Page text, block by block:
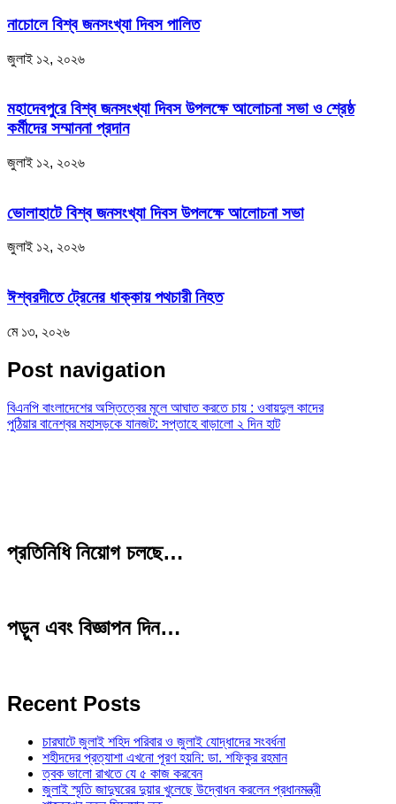
নাচোলে বিশ্ব জনসংখ্যা দিবস পালিত
জুলাই ১২, ২০২৬
মহাদেবপুরে বিশ্ব জনসংখ্যা দিবস উপলক্ষে আলোচনা সভা ও শ্রেষ্ঠ
কর্মীদের সম্মাননা প্রদান
জুলাই ১২, ২০২৬
ভোলাহাটে বিশ্ব জনসংখ্যা দিবস উপলক্ষে আলোচনা সভা
জুলাই ১২, ২০২৬
ঈশ্বরদীতে ট্রেনের ধাক্কায় পথচারী নিহত
মে ১৩, ২০২৬
Post navigation
বিএনপি বাংলাদেশের অস্তিত্বের মূলে আঘাত করতে চায় : ওবায়দুল কাদের
পুঠিয়ার বানেশ্বর মহাসড়কে যানজট: সপ্তাহে বাড়ালো ২ দিন হাট
প্রতিনিধি নিয়োগ চলছে…
পড়ুন এবং বিজ্ঞাপন দিন…
Recent Posts
চারঘাটে জুলাই শহিদ পরিবার ও জুলাই যোদ্ধাদের সংবর্ধনা
শহীদদের প্রত্যাশা এখনো পূরণ হয়নি: ডা. শফিকুর রহমান
ত্বক ভালো রাখতে যে ৫ কাজ করবেন
জুলাই স্মৃতি জাদুঘরের দুয়ার খুলেছে উদ্বোধন করলেন প্রধানমন্ত্রী